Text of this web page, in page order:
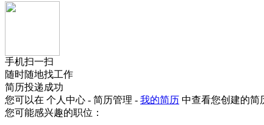
手机扫一扫
随时随地找工作
简历投递成功
您可以在 个人中心 - 简历管理 - 我的简历 中查看您创建的简
您可能感兴趣的职位：